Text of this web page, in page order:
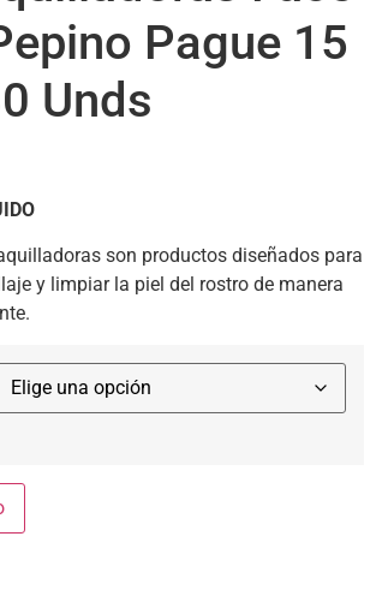
Pague 15
Unds
son productos diseñados para
y limpiar la piel del rostro de manera